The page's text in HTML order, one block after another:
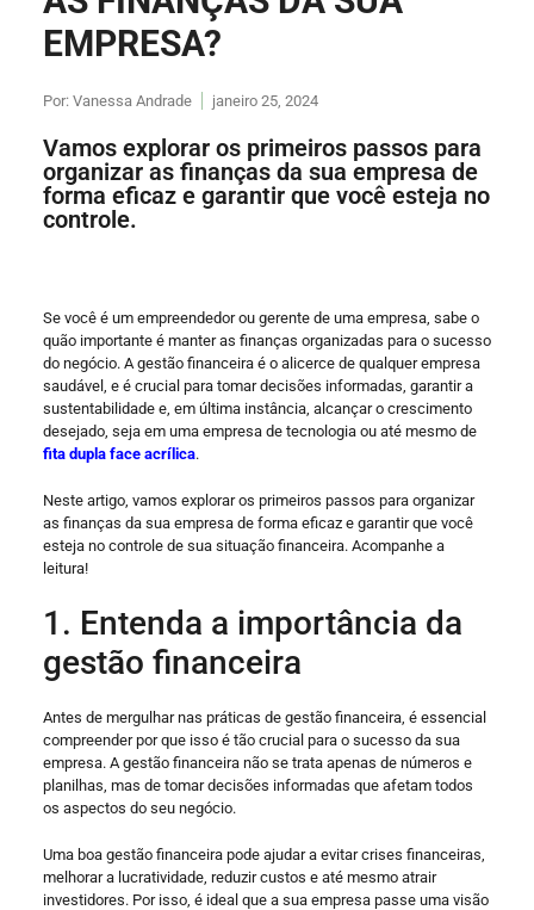
EMPRESA?
Por: Vanessa Andrade janeiro 25, 2024
Vamos explorar os primeiros passos para
organizar as finanças da sua empresa de
forma eficaz e garantir que você esteja no
controle.
Se você é um empreendedor ou gerente de uma empresa, sabe o
quão importante é manter as finanças organizadas para o sucesso
do negócio. A gestão financeira é o alicerce de qualquer empresa
saudável, e é crucial para tomar decisões informadas, garantir a
sustentabilidade e, em última instância, alcançar o crescimento
desejado, seja em uma empresa de tecnologia ou até mesmo de
fita dupla face acrílica.
Neste artigo, vamos explorar os primeiros passos para organizar
as finanças da sua empresa de forma eficaz e garantir que você
esteja no controle de sua situação financeira. Acompanhe a
leitura!
1. Entenda a importância da
gestão financeira
Antes de mergulhar nas práticas de gestão financeira, é essencial
compreender por que isso é tão crucial para o sucesso da sua
empresa. A gestão financeira não se trata apenas de números e
planilhas, mas de tomar decisões informadas que afetam todos
os aspectos do seu negócio.
Uma boa gestão financeira pode ajudar a evitar crises financeiras,
melhorar a lucratividade, reduzir custos e até mesmo atrair
investidores. Por isso, é ideal que a sua empresa passe uma visão